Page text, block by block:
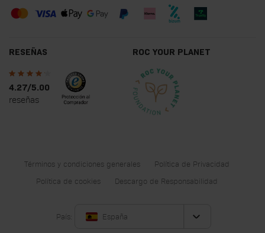
RESEÑAS
4.27/5.00
reseñas
ROC YOUR PLANET
Términos y condiciones generales
Política de Privacidad
Política de cookies
Descargo de Responsabilidad
País: España